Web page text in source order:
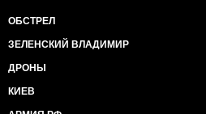
ОБСТРЕЛ
ЗЕЛЕНСКИЙ ВЛАДИМИР
ДРОНЫ
КИЕВ